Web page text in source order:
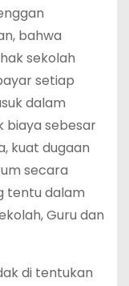
bahwa
sekolah
setiap
dalam
biaya sebesar
kuat dugaan
secara
tentu dalam
Guru dan
di tentukan